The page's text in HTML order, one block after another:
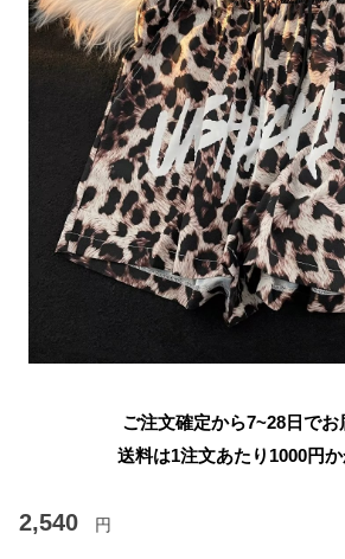
ご注文確定から7~28日でお
送料は1注文あたり 1000円
2,540 円